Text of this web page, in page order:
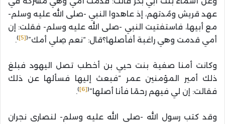
عهد قريش ومُدتهم، إذ عاهدوا النبي -صلى الله عليه وسلم-
مع أبيها، فاستفتيت النبي -صلى الله عليه وسلم- فقلت: إن
أمي قدمت وهي راغبة أفأصلها؟قال: “نعم صِلي أمك”(
[5]
)
.
وكانت أمنا صفية بنت حيي بن أخطب تصل اليهود فبلغ
ذلك أمير المؤمنين عمر “فبعث إليها فسألها عن ذلك
فقالت: إن لي فيهم رحمًا فأنا أصلها”(
[6]
)
.
وقد كتب رسول الله -صلى الله عليه وسلم- لنصارى نجران